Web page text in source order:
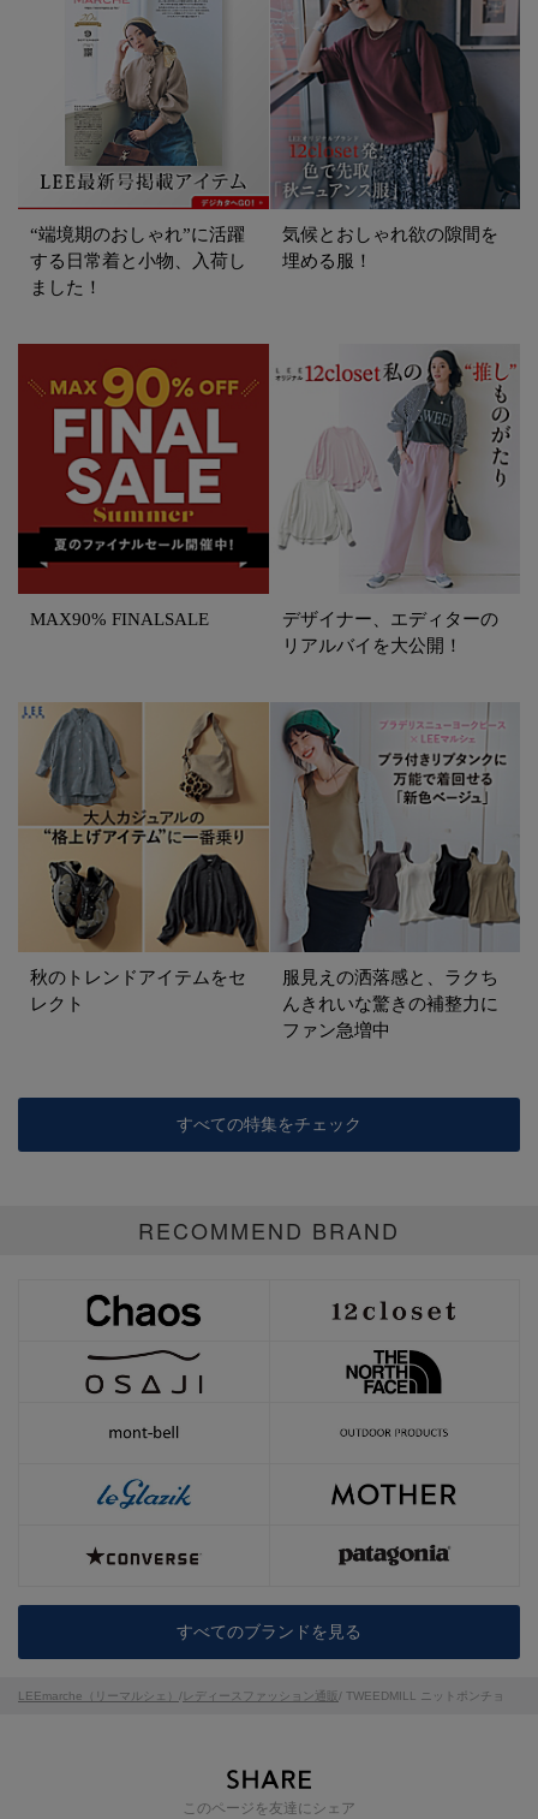
このページを友達にシェア
“端境期のおしゃれ”に活躍
する日常着と小物、入荷し
ました！
気候とおしゃれ欲の隙間を
埋める服！
MAX90% FINALSALE
デザイナー、エディターの
リアルバイを大公開！
秋のトレンドアイテムをセ
レクト
服見えの洒落感と、ラクち
んきれいな驚きの補整力に
ファン急増中
すべての特集をチェック
RECOMMEND BRAND
すべてのブランドを見る
LEEmarche（リーマルシェ） / レディースファッション通販 / TWEEDMILL ニットポンチョ